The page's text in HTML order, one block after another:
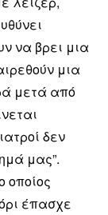
να βρει μια
μια
μετά από
δεν
μας”.
οποίος
έπασχε